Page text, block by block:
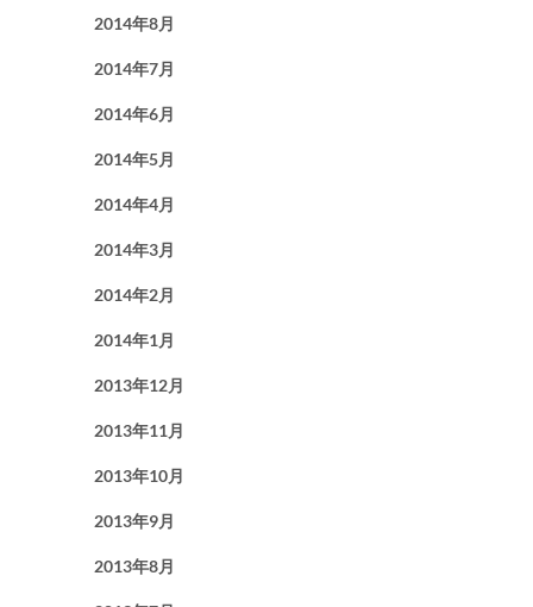
2014年8月
2014年7月
2014年6月
2014年5月
2014年4月
2014年3月
2014年2月
2014年1月
2013年12月
2013年11月
2013年10月
2013年9月
2013年8月